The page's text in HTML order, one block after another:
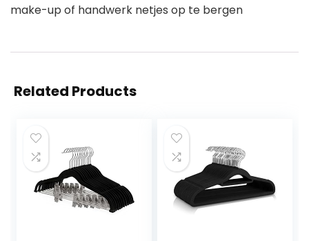
make-up of handwerk netjes op te bergen
Related Products